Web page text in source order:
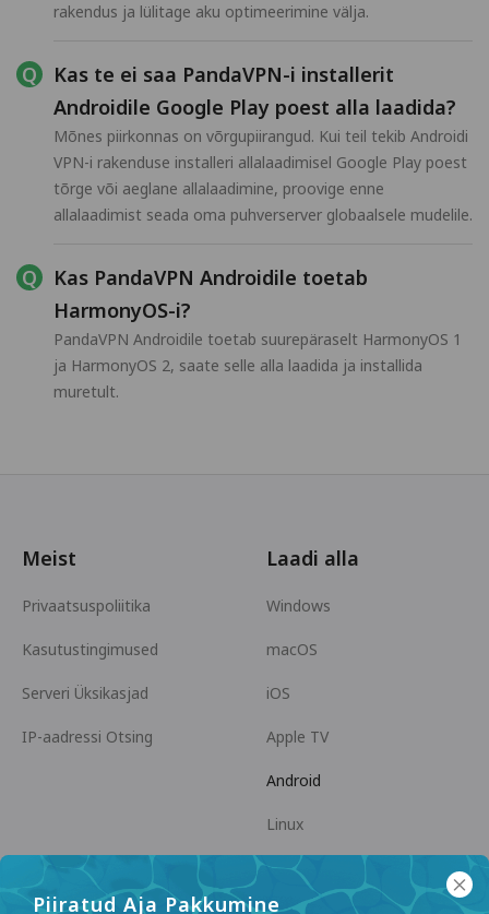
rakendus ja lülitage aku optimeerimine välja.
Kas te ei saa PandaVPN-i installerit
Androidile Google Play poest alla laadida?
Mõnes piirkonnas on võrgupiirangud. Kui teil tekib Androidi
VPN-i rakenduse installeri allalaadimisel Google Play poest
tõrge või aeglane allalaadimine, proovige enne
allalaadimist seada oma puhverserver globaalsele mudelile.
Kas PandaVPN Androidile toetab
HarmonyOS-i?
PandaVPN Androidile toetab suurepäraselt HarmonyOS 1
ja HarmonyOS 2, saate selle alla laadida ja installida
muretult.
Piiratud Aja Pakkumine
Meist
Privaatsuspoliitika
Kasutustingimused
Serveri Üksikasjad
IP-aadressi Otsing
Laadi alla
Windows
macOS
iOS
Apple TV
Android
Linux
Android TV